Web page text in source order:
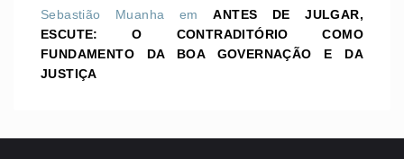
Sebastião Muanha emANTES DE JULGAR,
ESCUTE: O CONTRADITÓRIO COMO
FUNDAMENTO DA BOA GOVERNAÇÃO E DA
JUSTIÇA